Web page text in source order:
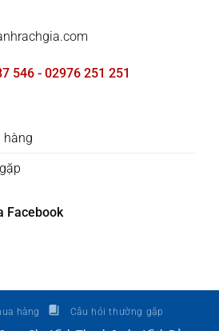
546 - 02976 251 251
hàng
Facebook
hàng Câu hỏi thường gặp